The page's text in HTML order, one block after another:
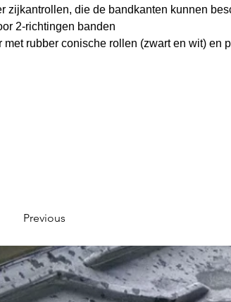
zijkantrollen, die de bandkanten kunnen
2-richtingen banden
met rubber conische rollen (zwart en wit) en
Previous